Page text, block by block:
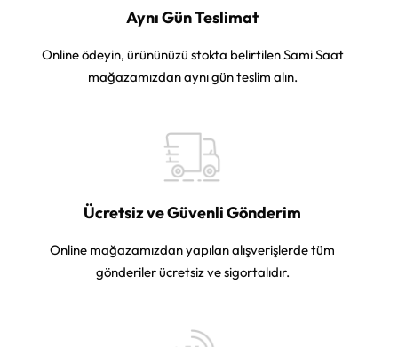
Aynı Gün Teslimat
Online ödeyin, ürününüzü stokta belirtilen Sami Saat
mağazamızdan aynı gün teslim alın.
Ücretsiz ve Güvenli Gönderim
Online mağazamızdan yapılan alışverişlerde tüm
gönderiler ücretsiz ve sigortalıdır.